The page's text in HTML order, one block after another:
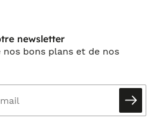
newsletter
nos bons plans et de nos